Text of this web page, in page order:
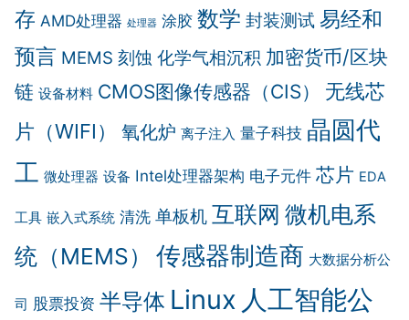
存 AMD处理器 处理器 涂胶 数学 封装测试 易经和
预言 MEMS 刻蚀 化学气相沉积 加密货币/区块
链 设备材料 CMOS图像传感器（CIS）
无线芯
片（WIFI）
氧化炉 离子注入 量子科技 晶圆代
工 微处理器 设备 Intel处理器架构 电子元件 芯片 EDA
工具 嵌入式系统 清洗 单板机 互联网 微机电系
统（MEMS）
传感器制造商 大数据分析公
司 股票投资 半导体 Linux 人工智能公